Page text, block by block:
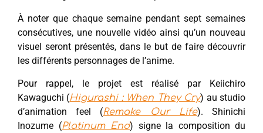
À noter que chaque semaine pendant sept semaines
consécutives, une nouvelle vidéo ainsi qu’un nouveau
visuel seront présentés, dans le but de faire découvrir
les différents personnages de l’anime.
Pour rappel, le projet est réalisé par Keiichiro
Kawaguchi (Higurashi : When They Cry) au studio
d’animation feel (Remake Our Life). Shinichi
Inozume (Platinum End) signe la composition du